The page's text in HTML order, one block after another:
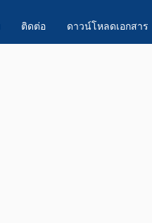
ติดต่อ ดาวน์โหลดเอกสาร